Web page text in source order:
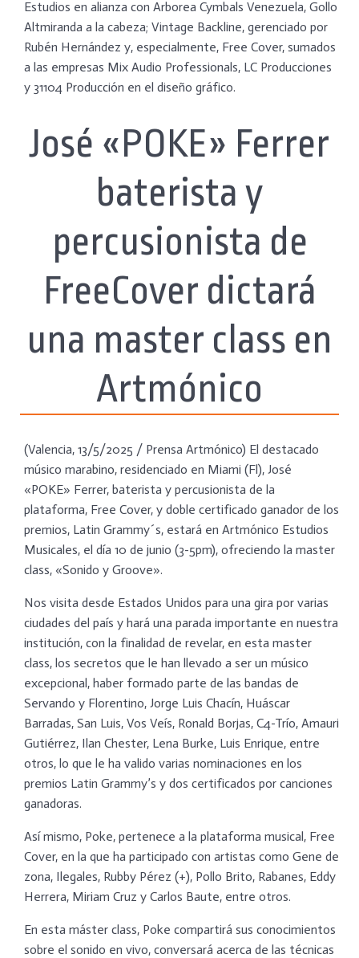
Estudios en alianza con Arborea Cymbals Venezuela, Gollo
Altmiranda a la cabeza; Vintage Backline, gerenciado por
Rubén Hernández y, especialmente, Free Cover, sumados
a las empresas Mix Audio Professionals, LC Producciones
y 31104 Producción en el diseño gráfico.
José «POKE» Ferrer
baterista y
percusionista de
FreeCover dictará
una master class en
Artmónico
(Valencia, 13/5/2025 / Prensa Artmónico) El destacado
músico marabino, residenciado en Miami (Fl), José
«POKE» Ferrer, baterista y percusionista de la
plataforma, Free Cover, y doble certificado ganador de los
premios, Latin Grammy´s, estará en Artmónico Estudios
Musicales, el día 10 de junio (3-5pm), ofreciendo la master
class, «Sonido y Groove».
Nos visita desde Estados Unidos para una gira por varias
ciudades del país y hará una parada importante en nuestra
institución, con la finalidad de revelar, en esta master
class, los secretos que le han llevado a ser un músico
excepcional, haber formado parte de las bandas de
Servando y Florentino, Jorge Luis Chacín, Huáscar
Barradas, San Luis, Vos Veís, Ronald Borjas, C4-Trío, Amauri
Gutiérrez, Ilan Chester, Lena Burke, Luis Enrique, entre
otros, lo que le ha valido varias nominaciones en los
premios Latin Grammy’s y dos certificados por canciones
ganadoras.
Así mismo, Poke, pertenece a la plataforma musical, Free
Cover, en la que ha participado con artistas como Gene de
zona, Ilegales, Rubby Pérez (+), Pollo Brito, Rabanes, Eddy
Herrera, Miriam Cruz y Carlos Baute, entre otros.
En esta máster class, Poke compartirá sus conocimientos
sobre el sonido en vivo, conversará acerca de las técnicas